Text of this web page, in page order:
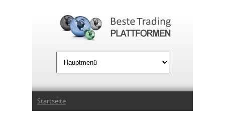
Sie sind hier
Startseite